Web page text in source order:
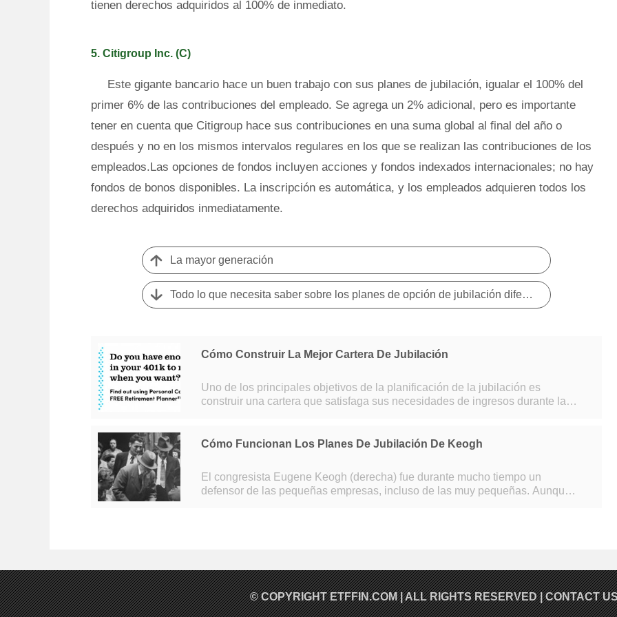
tienen derechos adquiridos al 100% de inmediato.
5. Citigroup Inc. (C)
Este gigante bancario hace un buen trabajo con sus planes de jubilación, igualar el 100% del
primer 6% de las contribuciones del empleado. Se agrega un 2% adicional, pero es importante
tener en cuenta que Citigroup hace sus contribuciones en una suma global al final del año o
después y no en los mismos intervalos regulares en los que se realizan las contribuciones de los
empleados.Las opciones de fondos incluyen acciones y fondos indexados internacionales; no hay
fondos de bonos disponibles. La inscripción es automática, y los empleados adquieren todos los
derechos adquiridos inmediatamente.
La mayor generación
Todo lo que necesita saber sobre los planes de opción de jubilación diferida (DROP)
Cómo Construir La Mejor Cartera De Jubilación
Uno de los principales objetivos de la planificación de la jubilación es
construir una cartera que satisfaga sus necesidades de ingresos durante la
Cómo Funcionan Los Planes De Jubilación De Keogh
El congresista Eugene Keogh (derecha) fue durante mucho tiempo un
defensor de las pequeñas empresas, incluso de las muy pequeñas. Aunque
© COPYRIGHTETFFIN.COM| ALL RIGHTS RESERVED |CONTACT